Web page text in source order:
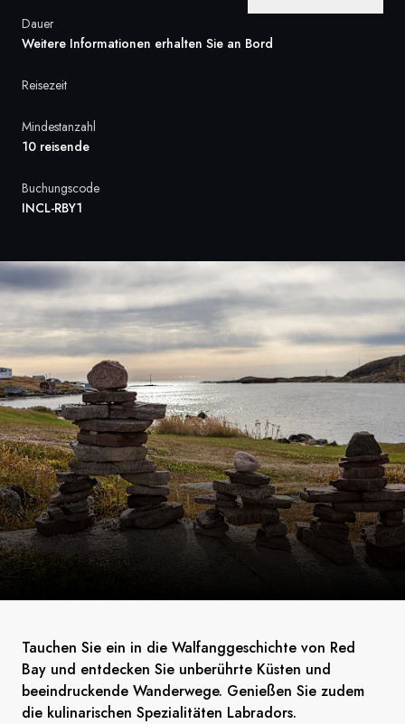
Norwegen
Dauer
Weitere Informationen erhalten Sie an Bord
Reisezeit
Mindestanzahl
10 reisende
Buchungscode
INCL-RBY1
Tauchen Sie ein in die Walfanggeschichte von Red
Bay und entdecken Sie unberührte Küsten und
beeindruckende Wanderwege. Genießen Sie zudem
die kulinarischen Spezialitäten Labradors.